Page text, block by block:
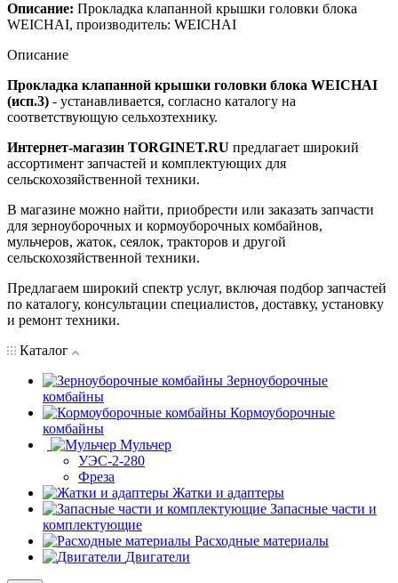
Описание: Прокладка клапанной крышки головки блока
WEICHAI, производитель: WEICHAI
Описание
Прокладка клапанной крышки головки блока WEICHAI
(исп.3) - устанавливается, согласно каталогу на
соответствующую сельхозтехнику.
Интернет-магазин TORGINET.RU предлагает широкий
ассортимент запчастей и комплектующих для
сельскохозяйственной техники.
В магазине можно найти, приобрести или заказать запчасти
для зерноуборочных и кормоуборочных комбайнов,
мульчеров, жаток, сеялок, тракторов и другой
сельскохозяйственной техники.
Предлагаем широкий спектр услуг, включая подбор запчастей
по каталогу, консультации специалистов, доставку, установку
и ремонт техники.
Каталог
Зерноуборочные
комбайны
Кормоуборочные
комбайны
Мульчер
УЭС-2-280
Фреза
Жатки и адаптеры
Запасные части и
комплектующие
Расходные материалы
Двигатели